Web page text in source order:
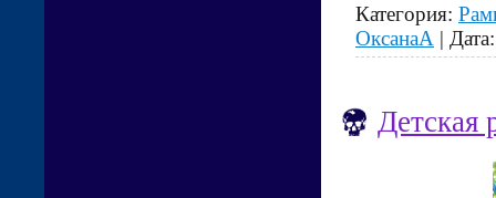
Категория:
ОксанаА |
Детская